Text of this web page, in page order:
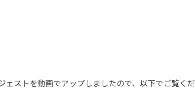
ェストを動画でアップしましたので、以下でご覧くだ